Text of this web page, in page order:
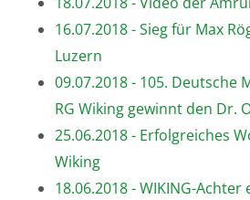
16.07.2018 - Sieg für Max
Luzern
09.07.2018 - 105. Deutsche
RG Wiking gewinnt den Dr.
25.06.2018 - Erfolgreiches
Wiking
18.06.2018 - WIKING-